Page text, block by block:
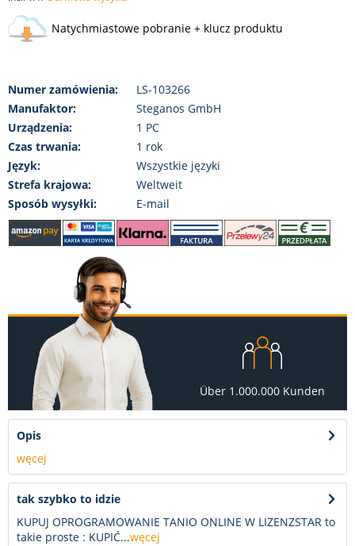
Natychmiastowe pobranie + klucz produktu
Numer zamówienia:
LS-103266
Manufaktor:
Steganos GmbH
Urządzenia:
1 PC
Czas trwania:
1 rok
Język:
Wszystkie języki
Strefa krajowa:
Weltweit
Sposób wysyłki:
E-mail
Über 1.000.000 Kunden
Opis
węcej
tak szybko to idzie
KUPUJ OPROGRAMOWANIE TANIO ONLINE W LIZENZSTAR to
takie proste : KUPIĆ...węcej